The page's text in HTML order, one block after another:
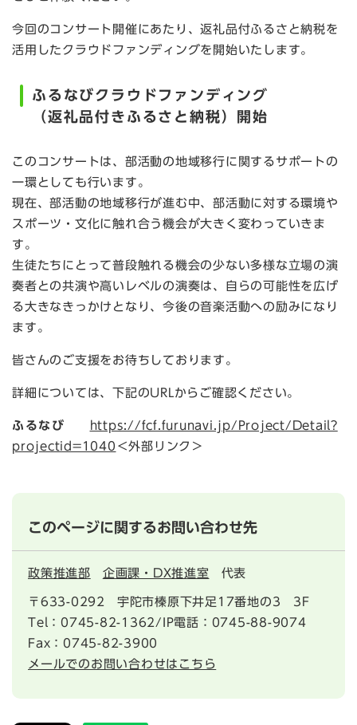
今回のコンサート開催にあたり、返礼品付ふるさと納税を
活用したクラウドファンディングを開始いたします。
ふるなびクラウドファンディング
（返礼品付きふるさと納税）開始
このコンサートは、部活動の地域移行に関するサポートの
一環としても行います。
現在、部活動の地域移行が進む中、部活動に対する環境や
スポーツ・文化に触れ合う機会が大きく変わっていきま
す。
生徒たちにとって普段触れる機会の少ない多様な立場の演
奏者との共演や高いレベルの演奏は、自らの可能性を広げ
る大きなきっかけとなり、今後の音楽活動への励みになり
ます。
皆さんのご支援をお待ちしております。
詳細については、下記のURLからご確認ください。
ふるなび
https://fcf.furunavi.jp/Project/Detail?
projectid=1040 ＜外部リンク＞
このページに関するお問い合わせ先
政策推進部 企画課・DX推進室 代表
〒633-0292
宇陀市榛原下井足17番地の3 3F
Tel：0745-82-1362/IP電話：0745-88-9074
Fax：0745-82-3900
メールでのお問い合わせはこちら